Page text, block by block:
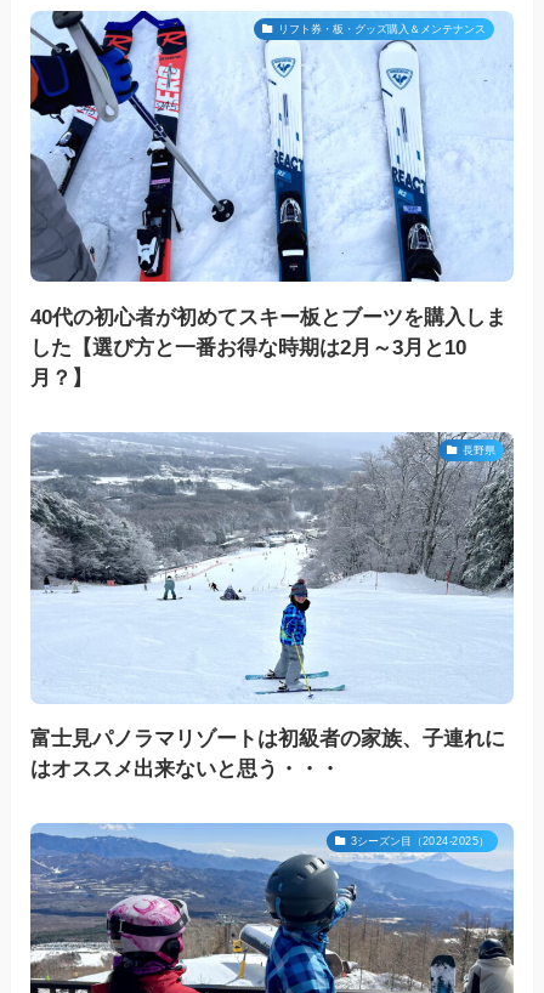
リフト券・板・グッズ購入＆メンテナンス
40代の初心者が初めてスキー板とブーツを購入しま
した【選び方と一番お得な時期は2月～3月と10
月？】
長野県
富士見パノラマリゾートは初級者の家族、子連れに
はオススメ出来ないと思う・・・
3シーズン目（2024-2025）